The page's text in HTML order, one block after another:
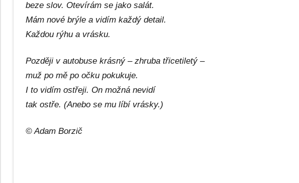
beze slov. Otevírám se jako salát.
Mám nové brýle a vidím každý detail.
Každou rýhu a vrásku.
Později v autobuse krásný – zhruba třicetiletý –
muž po mě po očku pokukuje.
I to vidím ostřeji. On možná nevidí
tak ostře. (Anebo se mu líbí vrásky.)
© Adam Borzič